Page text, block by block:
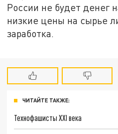
России не будет денег
низкие цены на сырье
заработка.
ЧИТАЙТЕ ТАКЖЕ:
Технофашисты XXI века